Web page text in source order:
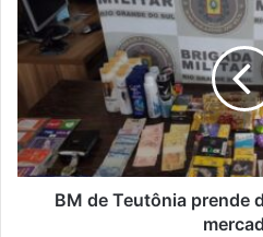
de
Teutônia
prende
dupla
que
furtou
dois
mercados
BM de Teutônia prende